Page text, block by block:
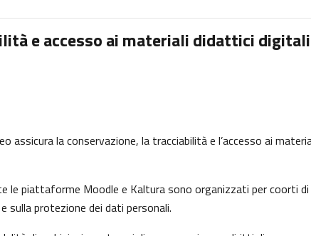
e accesso ai materiali didattici digitali
assicura la conservazione, la tracciabilità e l’accesso ai
le piattaforme Moodle e Kaltura sono organizzati per coorti
sulla protezione dei dati personali.